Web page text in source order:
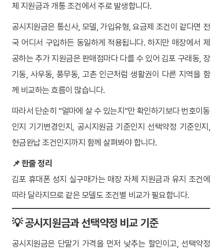
체 지원금과 개통 조건에서 주로 발생합니다.
공시지원금은 통신사, 모델, 가입유형, 요금제 조건이 같다면 전
국 어디서 구입하든 동일하게 적용됩니다. 하지만 매장에서 제
공하는 추가 지원금은 판매점마다 다를 수 있어 김포 구래동, 장
기동, 사우동, 풍무동, 고촌 인근처럼 생활권이 다른 지역을 함
께 비교하는 흐름이 많습니다.
따라서 단순히 “얼마에 살 수 있는지”만 확인하기보다 번호이동
인지 기기변경인지, 공시지원금 기준인지 선택약정 기준인지,
현금완납 조건인지까지 함께 살펴봐야 합니다.
📌 한줄 정리
김포 휴대폰 성지 실구매가는 매장 자체 지원금과 유지 조건에
따라 달라지므로 같은 모델도 조건별 비교가 필요합니다.
💡 공시지원금과 선택약정 비교 기준
공시지원금은 단말기 가격을 먼저 낮추는 할인이고, 선택약정